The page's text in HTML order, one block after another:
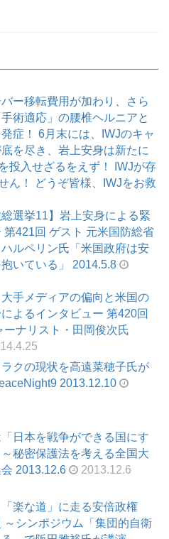
ー移転費用が加わり、さら
術適応」の腰椎ヘルニアと
症！ 6月末には、IWJのキャ
を尽き、岩上安身は新たに
投入せざるをえず！ IWJが存
ん！ どうぞ皆様、IWJをお救
総選挙11】岩上安身による緊
第421回 ゲスト 元米国防総省
ルペリン氏「米国政府は安
いている」 2014.5.8
手メディアの偏向と米国の
よるインタビュー 第420回
ーナリスト・田岡俊次氏
クの現状を高遠菜穂子氏が
2013.12.10
日本を戦争ができる国にす
秘密保護法を考える全国大
2013.12.6
2013.12.6
楽な道」に走る安倍政権
～シンポジウム「集団的自衛